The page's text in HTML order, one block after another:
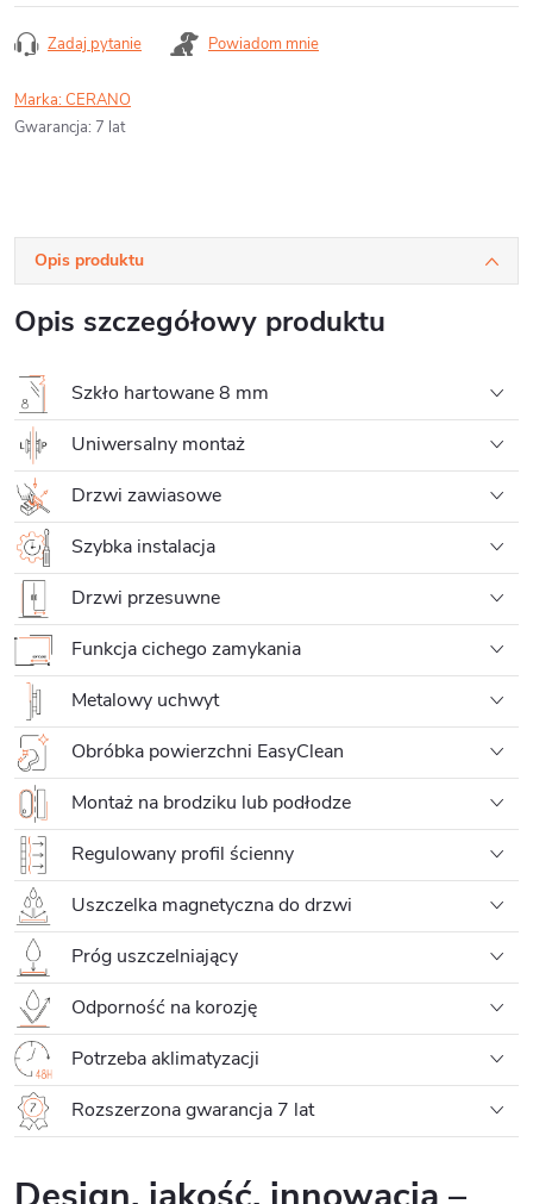
Zadaj pytanie Powiadom mnie
Marka:CERANO
Gwarancja: 7 lat
Opis produktu
Opis szczegółowy produktu
Szkło hartowane 8 mm
Uniwersalny montaż
Drzwi zawiasowe
Szybka instalacja
Drzwi przesuwne
Funkcja cichego zamykania
Metalowy uchwyt
Obróbka powierzchni EasyClean
Montaż na brodziku lub podłodze
Regulowany profil ścienny
Uszczelka magnetyczna do drzwi
Próg uszczelniający
Odporność na korozję
Potrzeba aklimatyzacji
Rozszerzona gwarancja 7 lat